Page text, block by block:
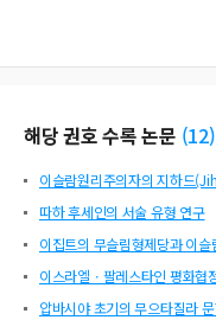
해당 권호 수록 논문 (12)
이슬람원리주의자의 지하드
따하 후세인의 서술 유형 연구
이집트의 무슬림형제당과 이슬
이스라엘ㆍ팔레스타인 평화협
압바시야 초기의 무으타질라